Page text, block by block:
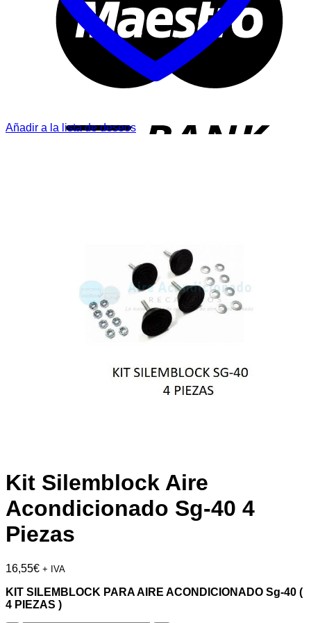
Añadir a la lista de deseos
Kit Silemblock Aire
Acondicionado Sg-40 4
Piezas
16,55€ + IVA
KIT SILEMBLOCK PARA AIRE ACONDICIONADO Sg-40 (
4 PIEZAS )